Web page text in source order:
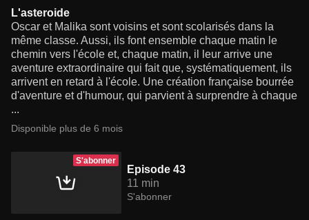
L'asteroide
Oscar et Malika sont voisins et sont scolarisés dans la
même classe. Aussi, ils font ensemble chaque matin le
chemin vers l'école et, chaque matin, il leur arrive une
aventure extraordinaire qui fait que, systématiquement, ils
arrivent en retard à l'école. Une création française bourrée
d'aventure et d'humour, qui parvient à surprendre à chaque
...
Disponible plus de 6 mois
S'abonner
Episode 43
11 min
S'abonner